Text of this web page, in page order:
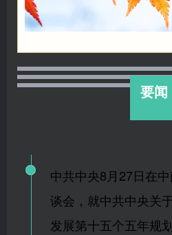
要闻
中共中央8月27日在
谈会，就中共中央关
发展第十五个五年规